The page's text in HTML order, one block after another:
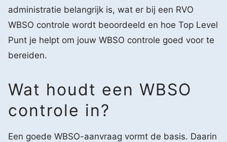
administratie belangrijk is, wat er bij een RVO
WBSO controle wordt beoordeeld en hoe Top Level
Punt je helpt om jouw WBSO controle goed voor te
bereiden.
Wat houdt een WBSO
controle in?
Een goede WBSO-aanvraag vormt de basis. Daarin